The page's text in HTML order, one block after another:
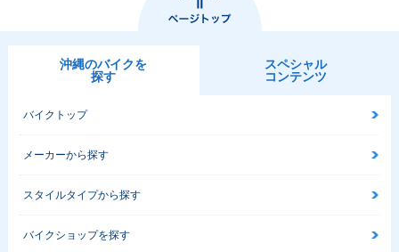
沖縄のバイクを
探す
スペシャル
コンテンツ
バイクトップ
メーカーから探す
スタイルタイプから探す
バイクショップを探す